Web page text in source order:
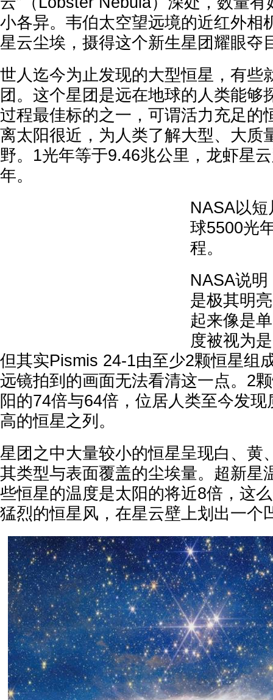
小各异。韦伯太空望远境的近红外相
星云尘埃，摄得这个新生星团耀眼夺
世人迄今为止发现的大型恒星，有些
团。这个星团是远在地球的人类能够
过程最佳标的之一，可谓活力充足的
离太阳很近，为人类了解大型、大质
野。1光年等于9.46兆公里，龙虾星
年。
NASA以
球5500光
程。
NASA说
是极其明
起来像是
度被视为
但其实Pismis 24-1由至少2颗恒星组
远镜拍到的画面无法看清这一点。2
阳的74倍与64倍，位居人类至今发
高的恒星之列。
星团之中大量较小的恒星呈现白、黄
其类型与表面覆盖的尘埃量。超新星
些恒星的温度是太阳的将近8倍，这
猛烈的恒星风，在星云壁上划出一个